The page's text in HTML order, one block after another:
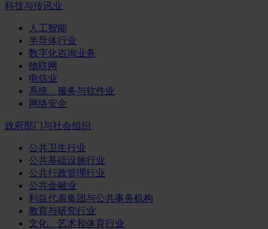
科技与传讯业
人工智能
半导体行业
数字化咨询业务
物联网
电信业
系统、服务与软件业
网络安全
政府部门与社会组织
公共卫生行业
公共基础设施行业
公共行政管理行业
公共金融业
利益代表集团与公共事务机构
教育与研究行业
文化、艺术和体育行业